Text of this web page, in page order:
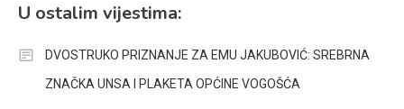
U ostalim vijestima:
DVOSTRUKO PRIZNANJE ZA EMU JAKUBOVIĆ: SREBRNA
ZNAČKA UNSA I PLAKETA OPĆINE VOGOŠĆA